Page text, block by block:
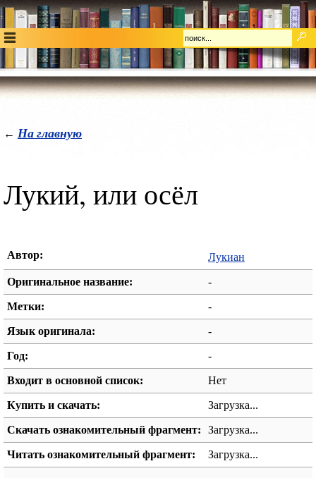
← На главную
Лукий, или осёл
Автор: Лукиан
Оригинальное название: -
Метки: -
Язык оригинала: -
Год: -
Входит в основной список: Нет
Купить и скачать: Загрузка...
Скачать ознакомительный фрагмент: Загрузка...
Читать ознакомительный фрагмент: Загрузка...